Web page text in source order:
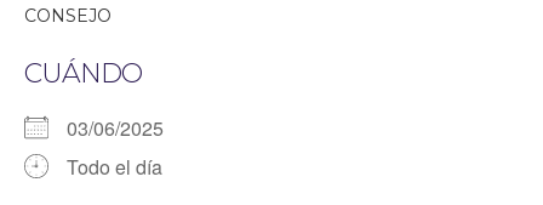
CONSEJO
CUÁNDO
03/06/2025
Todo el día